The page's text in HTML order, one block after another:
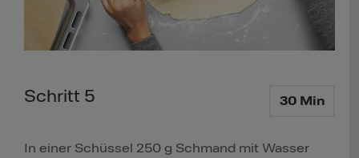
Schritt 5 30 Min
In einer Schüssel 250 g Schmand mit Wasser